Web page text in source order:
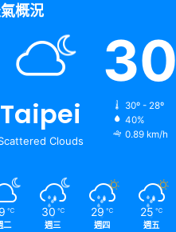
概況
Taipei
Clouds
30
30º - 28º
40%
0.89 km/h
℃
二
30 ℃
週三
29 ℃
週四
25 ℃
週五